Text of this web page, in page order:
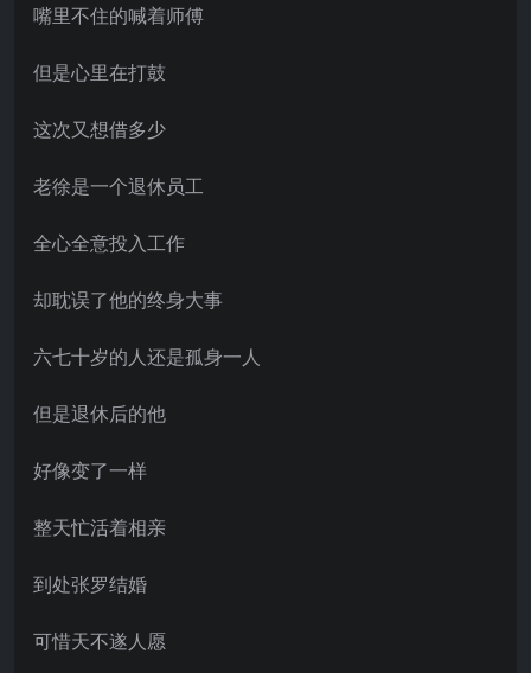
嘴里不住的喊着师傅
但是心里在打鼓
这次又想借多少
老徐是一个退休员工
全心全意投入工作
却耽误了他的终身大事
六七十岁的人还是孤身一人
但是退休后的他
好像变了一样
整天忙活着相亲
到处张罗结婚
可惜天不遂人愿